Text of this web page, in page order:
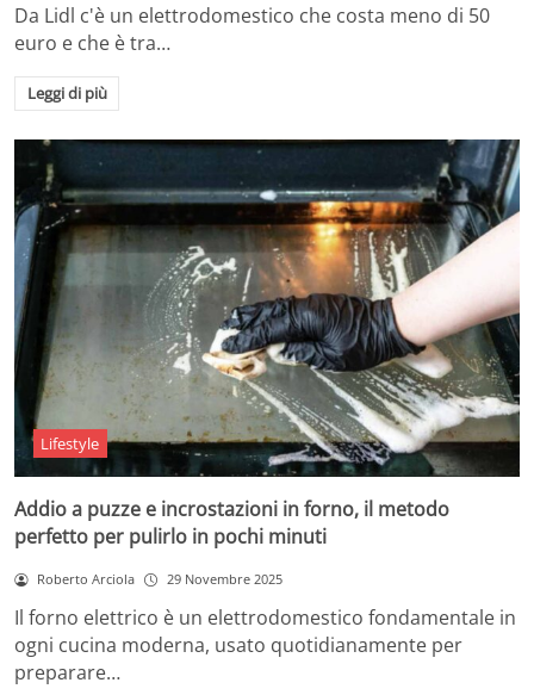
Da Lidl c'è un elettrodomestico che costa meno di 50
euro e che è tra…
Leggi di più
Lifestyle
Addio a puzze e incrostazioni in forno, il metodo
perfetto per pulirlo in pochi minuti
Roberto Arciola 29 Novembre 2025
Il forno elettrico è un elettrodomestico fondamentale in
ogni cucina moderna, usato quotidianamente per
preparare…